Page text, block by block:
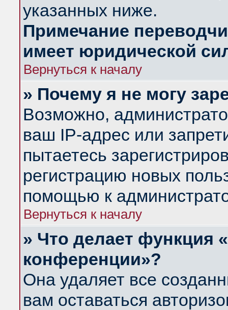
указанных ниже.
Примечание
имеет юридической
Вернуться к началу
» Почему я не могу
Возможно,
ваш IP-адрес или
пытаетесь
регистрацию новых
помощью к
Вернуться к началу
» Что делает функция
конференции»?
Она удаляет все
вам оставаться